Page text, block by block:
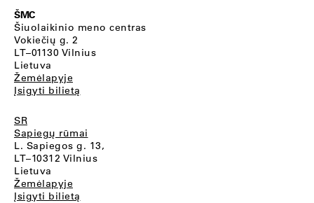
ŠMC
Šiuolaikinio meno centras
Vokiečių g. 2
LT–01130 Vilnius
Lietuva
Žemėlapyje
Įsigyti bilietą
SR
Sapiegų rūmai
L. Sapiegos g. 13,
LT–10312 Vilnius
Lietuva
Žemėlapyje
Įsigyti bilietą